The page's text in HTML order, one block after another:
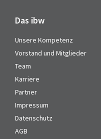
Das ibw
Unsere Kompetenz
Vorstand und Mitglieder
Team
Karriere
Partner
Impressum
Datenschutz
AGB